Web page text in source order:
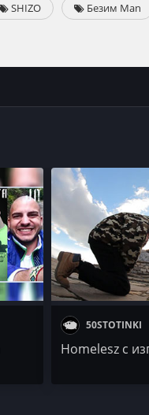
SHIZO Безим Man
50STOTINKI
Homelesz с